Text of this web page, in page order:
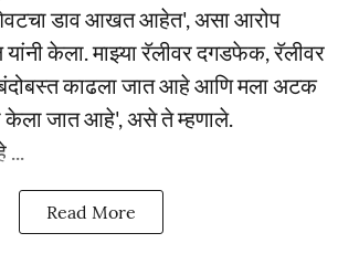
डाव आखत आहेत', असा आरोप
यांनी केला. माझ्या रॅलीवर दगडफेक, रॅलीवर
काढला जात आहे आणि मला अटक
केला जात आहे', असे ते म्हणाले.
Read More